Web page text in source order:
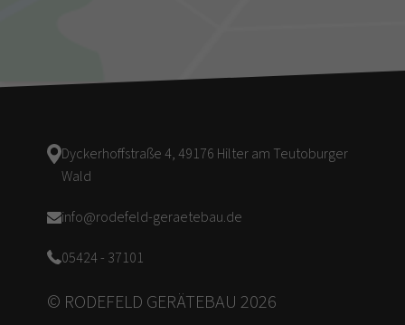
© RODEFELD GERÄTEBAU 2026
Dyckerhoffstraße 4, 49176 Hilter am Teutoburger
Wald
info@rodefeld-geraetebau.de
05424 - 37101